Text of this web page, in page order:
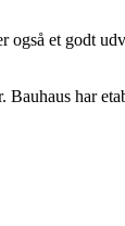
også et godt
har